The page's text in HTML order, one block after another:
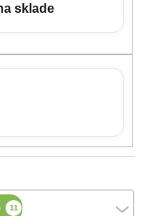
sklade
11